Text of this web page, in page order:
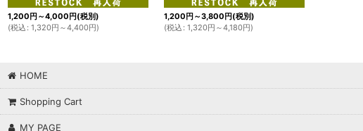
1,200 円 ～4,000 円 (税別)
(税込 : 1,320円 ～4,400円)
1,200 円 ～3,800 円 (税別)
(税込 : 1,320円 ～4,180円)
HOME
Shopping Cart
MY PAGE